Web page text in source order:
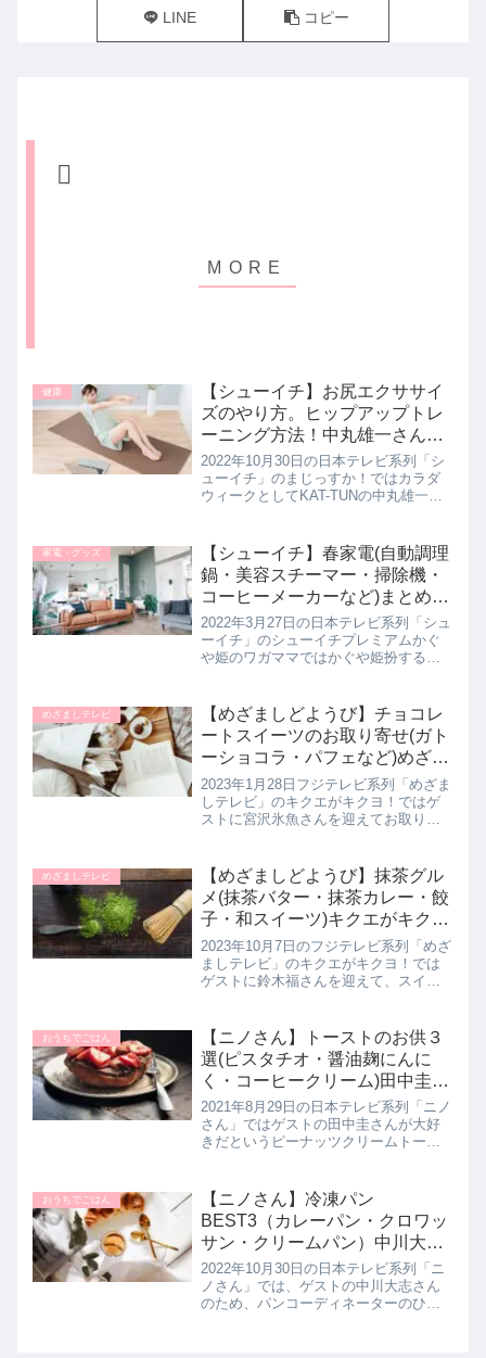
LINE コピー
健康
【シューイチ】お尻エクササイ
ズのやり方。ヒップアップトレ
ーニング方法！中丸雄一さんの
まじっすか｜10月30日
2022年10月30日の日本テレビ系列「シ
ューイチ」のまじっすか！ではカラダ
ウィークとしてKAT-TUNの中丸雄一さ
て人生が激変された お尻工場員のハル
カさんに美尻になれる...
家電・グッズ
【シューイチ】春家電(自動調理
鍋・美容スチーマー・掃除機・
コーヒーメーカーなど)まとめ。
プレミアム｜3月27日
2022年3月27日の日本テレビ系列「シュ
ーイチ」のシューイチプレミアムかぐ
や姫のワガママではかぐや姫扮する磯
ん、ジャニーズ屈指の美容家であるス
ノーマンの渡辺翔太さんがプレ...
めざましテレビ
【めざましどようび】チョコレ
ートスイーツのお取り寄せ(ガト
ーショコラ・パフェなど)めざま
しテレビ(宮沢氷魚さんと)1月28
日
2023年1月28日フジテレビ系列「めざま
しテレビ」のキクエがキクヨ！ではゲ
ストに宮沢氷魚さんを迎えてお取り寄
分のご褒美にも、バレンタインにもピ
ッタリのチョコスイーツが豊富...
めざましテレビ
【めざましどようび】抹茶グル
メ(抹茶バター・抹茶カレー・餃
子・和スイーツ)キクエがキク
ヨ。めざましテレビ｜10月7日
2023年10月7日のフジテレビ系列「めざ
ましテレビ」のキクエがキクヨ！では
ゲストに鈴木福さんを迎えて、スイー
紹介します。>>めざましテレビ記事一
覧はこちら抹茶グルメ鈴木福...
おうちでごはん
【ニノさん】トーストのお供３
選(ピスタチオ・醤油麹にんに
く・コーヒークリーム)田中圭さ
んへ大調査！
2021年8月29日の日本テレビ系列「ニノ
さん」ではゲストの田中圭さんが大好
きだというピーナッツクリームトース
く紹介します。>>ニノさん記事一覧は
こちら最強トーストのお供３...
おうちでごはん
【ニノさん】冷凍パン
BEST3（カレーパン・クロワッ
サン・クリームパン）中川大志
さんにオススメ｜10月30日
2022年10月30日の日本テレビ系列「ニ
ノさん」では、ゲストの中川大志さん
のため、パンコーディネーターのひの